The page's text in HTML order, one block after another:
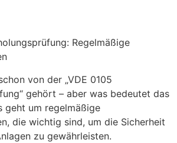
Regelmäßige
von der „VDE 0105
gehört – aber was bedeutet das
geht um regelmäßige
die wichtig sind, um die Sicherheit
zu gewährleisten.